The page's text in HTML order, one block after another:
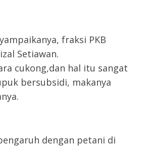
fraksi PKB
Setiawan.
cukong,dan hal itu sangat
bersubsidi, makanya
dengan petani di